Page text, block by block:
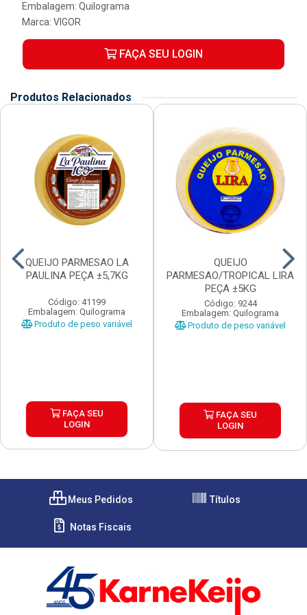
Embalagem: Quilograma
Marca: VIGOR
FAÇA SEU LOGIN
Produtos Relacionados
QUEIJO PARMESAO LA
PAULINA PEÇA ±5,7KG
Código: 41199
Embalagem: Quilograma
Produto de peso variável
FAÇA SEU
LOGIN
QUEIJO
PARMESAO/TROPICAL LIRA
PEÇA ±5KG
Código: 9244
Embalagem: Quilograma
Produto de peso variável
FAÇA SEU
LOGIN
Meus Pedidos Títulos
Notas Fiscais